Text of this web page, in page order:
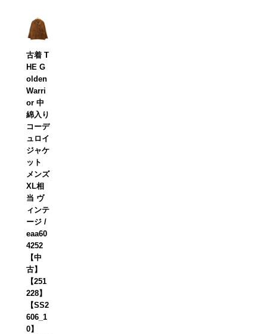
古着 T
HE G
olden
Warri
or 中
綿入り
コーデ
ュロイ
ジャケ
ット
メンズ
XL相
当 ヴ
ィンテ
ージ /
eaa60
4252
【中
古】
【251
228】
【SS2
606_1
0】